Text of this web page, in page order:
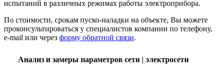
испытаний в различных режимах работы электроприбора.
По стоимости, срокам пуско-наладки на объекте, Вы можете
проконсультироваться у специалистов компании по телефону,
e-mail или через форму обратной связи.
Анализ и замеры параметров сети | электросети